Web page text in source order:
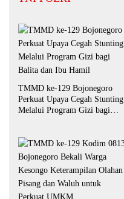
TMMD ke-129 Bojonegoro
Perkuat Upaya Cegah Stunting
Melalui Program Gizi bagi